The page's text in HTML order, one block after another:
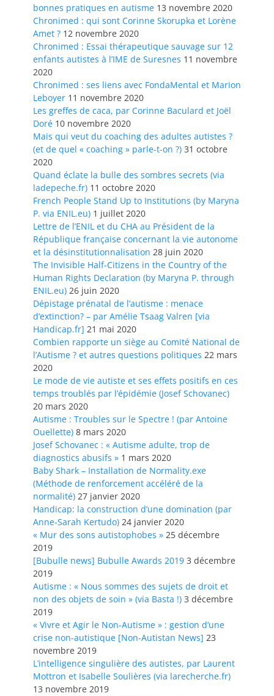
bonnes pratiques en autisme 13 novembre 2020
Chronimed : qui sont Corinne Skorupka et Lorène
Amet ? 12 novembre 2020
Chronimed : Essai thérapeutique sauvage sur 12
enfants autistes à l’IME de Suresnes 11 novembre
2020
Chronimed : ses liens avec FondaMental et Marion
Leboyer 11 novembre 2020
Les greffes de caca, par Corinne Baculard et Joël
Doré 10 novembre 2020
Mais qui veut du coaching des adultes autistes ?
(et de quel « coaching » parle-t-on ?) 31 octobre
2020
Quand éclate la bulle des sombres secrets (via
ladepeche.fr) 11 octobre 2020
French People Stand Up to Institutions (by Maryna
P. via ENIL.eu) 1 juillet 2020
Lettre de l’ENIL et du CHA au Président de la
République française concernant la vie autonome
et la désinstitutionnalisation 28 juin 2020
The Invisible Half-Citizens in the Country of the
Human Rights Declaration (by Maryna P. through
ENIL.eu) 26 juin 2020
Dépistage prénatal de l’autisme : menace
d’extinction? – par Amélie Tsaag Valren [via
Handicap.fr] 21 mai 2020
Combien rapporte un siège au Comité National de
l’Autisme ? et autres questions politiques 22 mars
2020
Le mode de vie autiste et ses effets positifs en ces
temps troublés par l’épidémie (Josef Schovanec)
20 mars 2020
Autisme : Troubles sur le Spectre ! (par Antoine
Ouellette) 8 mars 2020
Josef Schovanec : « Autisme adulte, trop de
diagnostics abusifs » 1 mars 2020
Baby Shark – Installation de Normality.exe
(Méthode de renforcement accéléré de la
normalité) 27 janvier 2020
Handicap: la construction d’une domination (par
Anne-Sarah Kertudo) 24 janvier 2020
« Mur des sons autistophobes » 25 décembre
2019
[Bubulle news] Bubulle Awards 2019 3 décembre
2019
Autisme : « Nous sommes des sujets de droit et
non des objets de soin » (via Basta !) 3 décembre
2019
« Vivre et Agir le Non-Autisme » : gestion d’une
crise non-autistique [Non-Autistan News] 23
novembre 2019
L’intelligence singulière des autistes, par Laurent
Mottron et Isabelle Soulières (via larecherche.fr)
13 novembre 2019